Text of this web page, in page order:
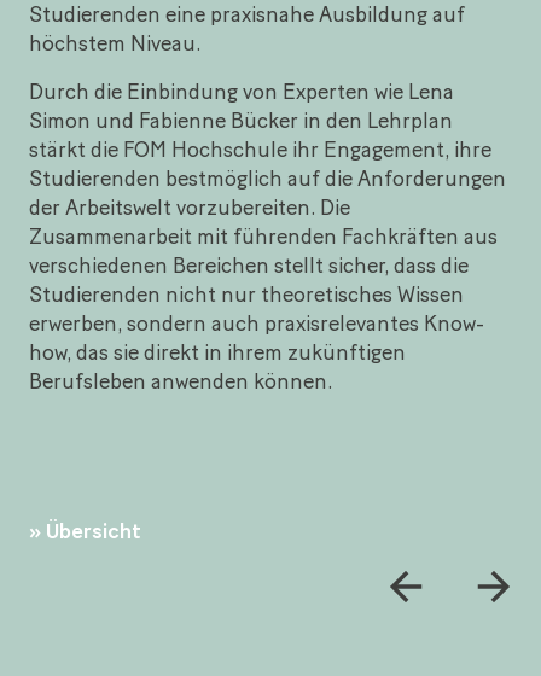
Studierenden eine praxisnahe Ausbildung auf
höchstem Niveau.
Durch die Einbindung von Experten wie Lena
Simon und Fabienne Bücker in den Lehrplan
stärkt die FOM Hochschule ihr Engagement, ihre
Studierenden bestmöglich auf die Anforderungen
der Arbeitswelt vorzubereiten. Die
Zusammenarbeit mit führenden Fachkräften aus
verschiedenen Bereichen stellt sicher, dass die
Studierenden nicht nur theoretisches Wissen
erwerben, sondern auch praxisrelevantes Know-
how, das sie direkt in ihrem zukünftigen
Berufsleben anwenden können.
Übersicht